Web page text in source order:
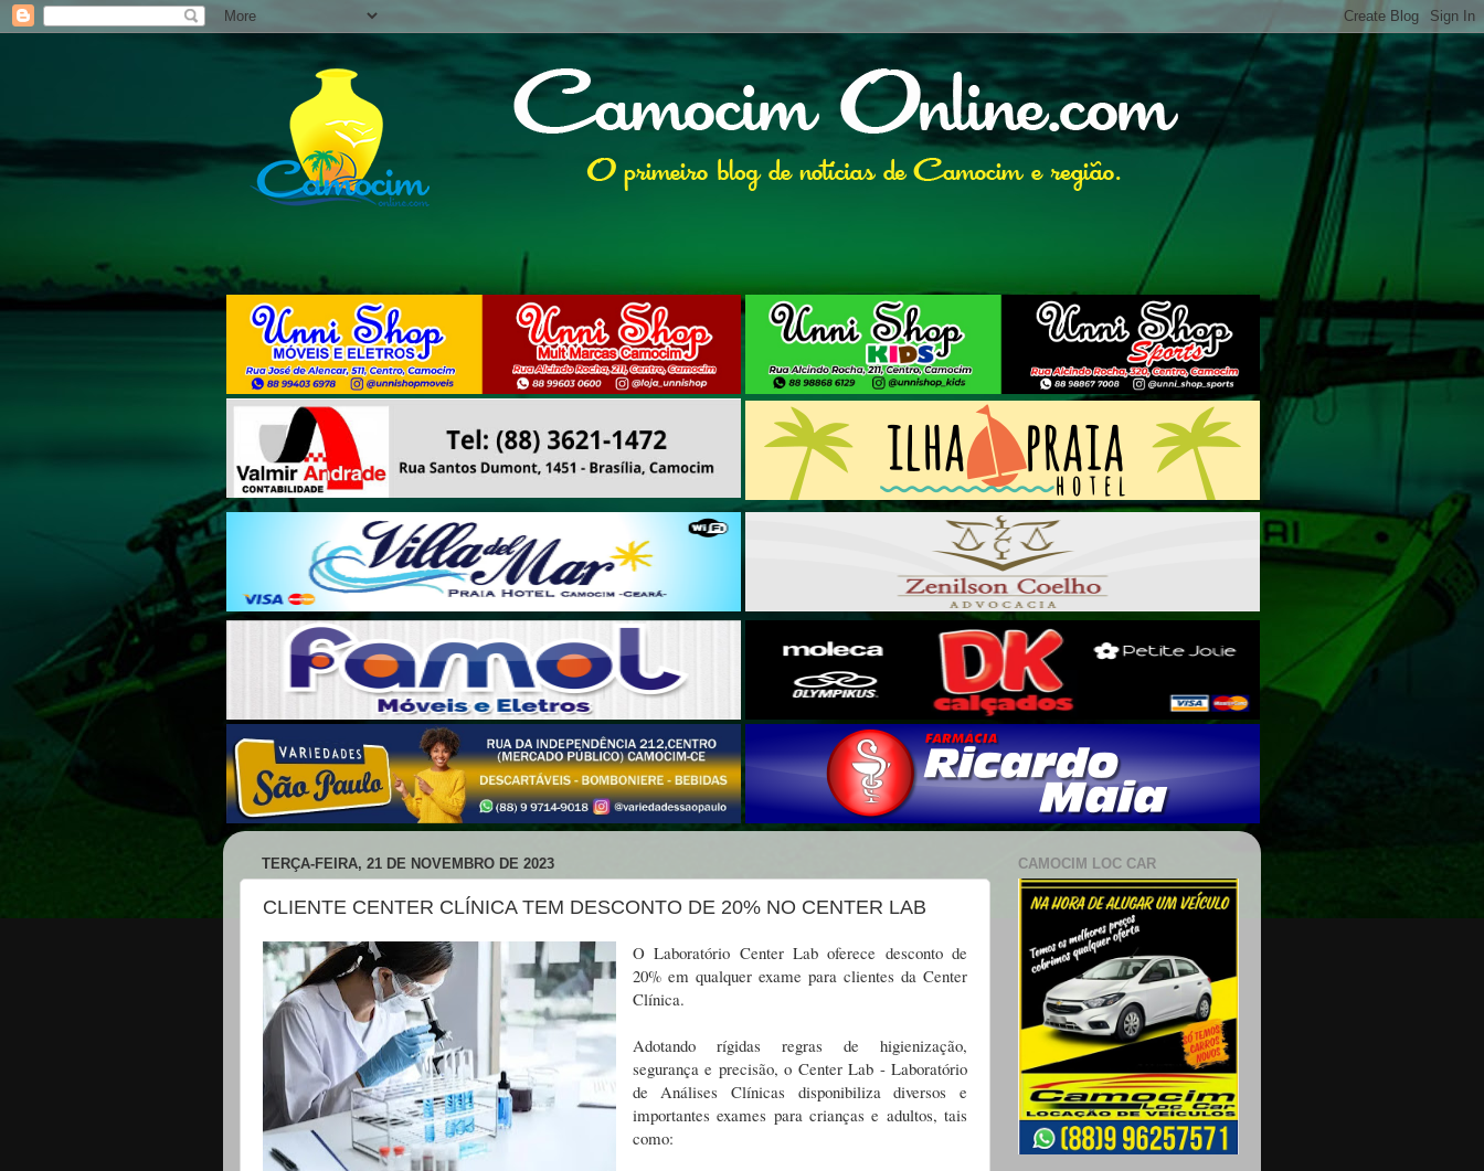
TERÇA-FEIRA, 21 DE NOVEMBRO DE 2023
CLIENTE CENTER CLÍNICA TEM DESCONTO DE 20% NO CENTER LAB
O Laboratório Center Lab oferece desconto de
20% em qualquer exame para clientes da Center
Clínica.
Adotando rígidas regras de higienização,
segurança e precisão, o Center Lab - Laboratório
de Análises Clínicas disponibiliza diversos e
importantes exames para crianças e adultos, tais
como:
CAMOCIM LOC CAR